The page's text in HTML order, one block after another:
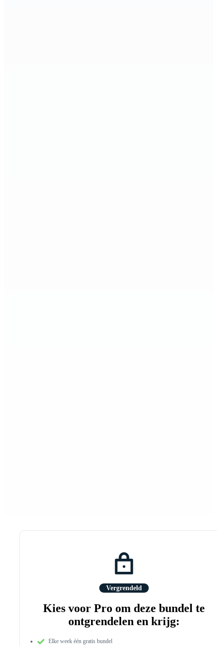
Vergrendeld
Kies voor Pro om deze bundel te
ontgrendelen en krijg:
Elke week één gratis bundel